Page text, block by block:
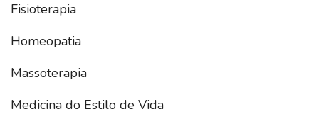
Fisioterapia
Homeopatia
Massoterapia
Medicina do Estilo de Vida